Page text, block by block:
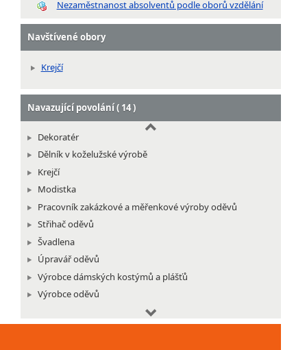
Nezaměstnanost absolventů podle oborů vzdělání
Navštívené obory
Krejčí
Navazující povolání ( 14 )
Garderobiér
Dekoratér
Dělník v koželužské výrobě
Krejčí
Modistka
Pracovník zakázkové a měřenkové výroby oděvů
Střihač oděvů
Švadlena
Úpravář oděvů
Výrobce dámských kostýmů a plášťů
Výrobce oděvů